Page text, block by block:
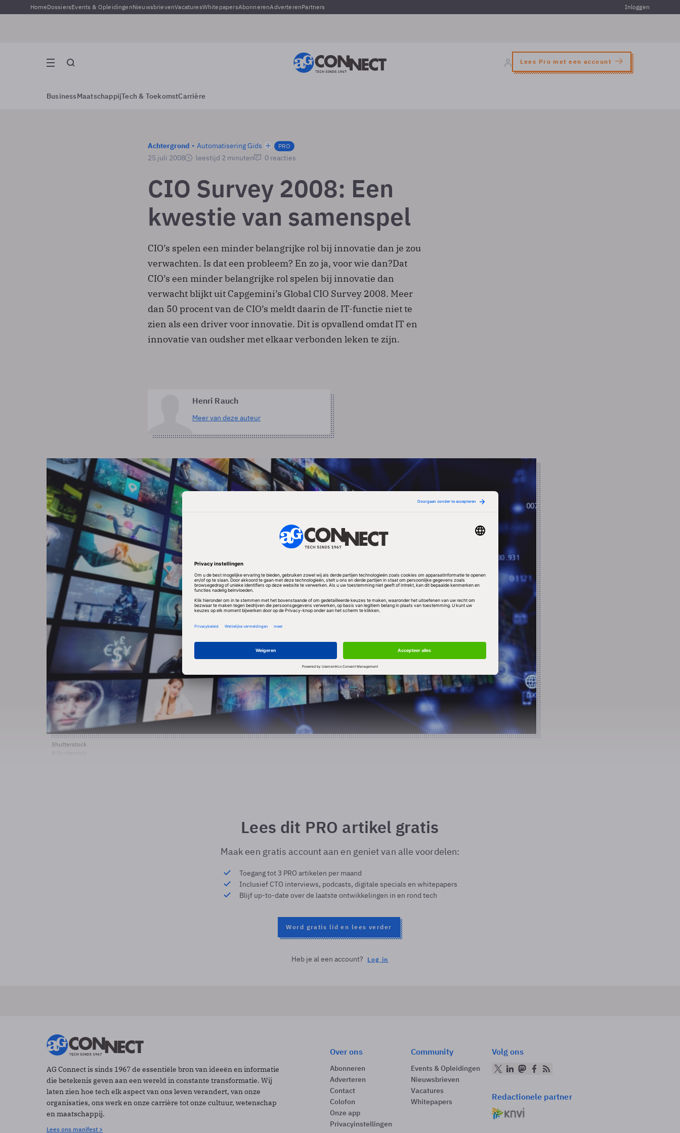
HomeDossiersEvents & OpleidingenNieuwsbrievenVacaturesWhitepapersAbonnerenAdverterenPartners Inloggen
Lees Pro met een account
BusinessMaatschappijTech & ToekomstCarrière
Achtergrond Automatisering Gids PRO
25 juli 2008 leestijd 2 minuten 0 reacties
CIO Survey 2008: Een
kwestie van samenspel
CIO’s spelen een minder belangrijke rol bij innovatie dan je zou
verwachten. Is dat een probleem? En zo ja, voor wie dan?Dat
CIO’s een minder belangrijke rol spelen bij innovatie dan
verwacht blijkt uit Capgemini’s Global CIO Survey 2008. Meer
dan 50 procent van de CIO’s meldt daarin de IT-functie niet te
zien als een driver voor innovatie. Dit is opvallend omdat IT en
innovatie van oudsher met elkaar verbonden leken te zijn.
Henri Rauch
Meer van deze auteur
Shutterstock
Lees dit PRO artikel gratis
Maak een gratis account aan en geniet van alle voordelen:
Toegang tot 3 PRO artikelen per maand
Inclusief CTO interviews, podcasts, digitale specials en whitepapers
Blijf up-to-date over de laatste ontwikkelingen in en rond tech
Word gratis lid en lees verder
Heb je al een account? Log in
AG Connect is sinds 1967 de essentiële bron van ideeën en informatie
die betekenis geven aan een wereld in constante transformatie. Wij
laten zien hoe tech elk aspect van ons leven verandert, van onze
organisaties, ons werk en onze carrière tot onze cultuur, wetenschap
en maatschappij.
Lees ons manifest >
Over ons
Abonneren
Adverteren
Contact
Colofon
Onze app
Privacyinstellingen
Community
Events & Opleidingen
Nieuwsbrieven
Vacatures
Whitepapers
Volg ons
Redactionele partner